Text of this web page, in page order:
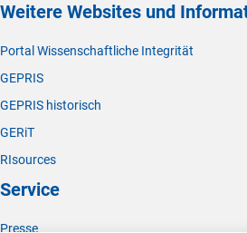
Weitere Websites und
Portal Wissenschaftliche Integrität
GEPRIS
GEPRIS historisch
GERiT
RIsources
Service
Presse